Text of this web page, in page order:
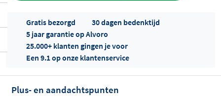
Offertes
Gratis bezorgd
30 dagen bedenktijd
5 jaar garantie op Alvoro
25.000+ klanten gingen je voor
Een 9.1 op onze klantenservice
Plus- en aandachtspunten